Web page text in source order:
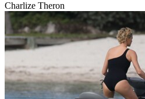
Charlize Theron